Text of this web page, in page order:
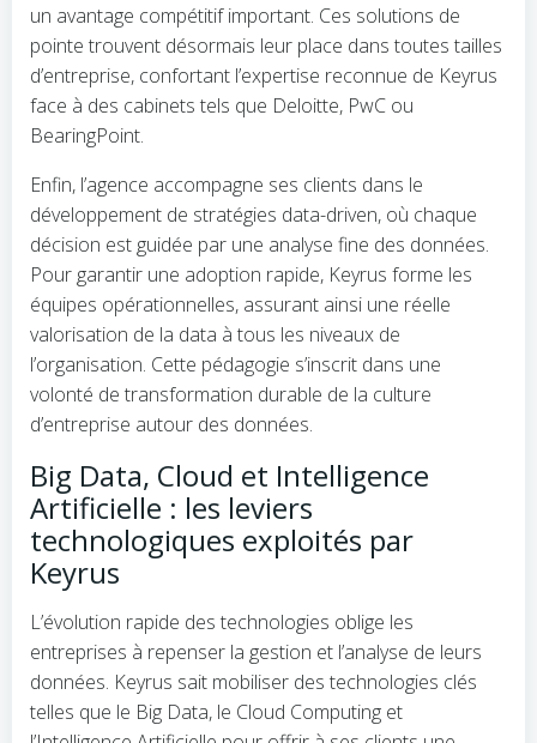
un avantage compétitif important. Ces solutions de
pointe trouvent désormais leur place dans toutes tailles
d’entreprise, confortant l’expertise reconnue de Keyrus
face à des cabinets tels que Deloitte, PwC ou
BearingPoint.
Enfin, l’agence accompagne ses clients dans le
développement de stratégies data-driven, où chaque
décision est guidée par une analyse fine des données.
Pour garantir une adoption rapide, Keyrus forme les
équipes opérationnelles, assurant ainsi une réelle
valorisation de la data à tous les niveaux de
l’organisation. Cette pédagogie s’inscrit dans une
volonté de transformation durable de la culture
d’entreprise autour des données.
Big Data, Cloud et Intelligence
Artificielle : les leviers
technologiques exploités par
Keyrus
L’évolution rapide des technologies oblige les
entreprises à repenser la gestion et l’analyse de leurs
données. Keyrus sait mobiliser des technologies clés
telles que le Big Data, le Cloud Computing et